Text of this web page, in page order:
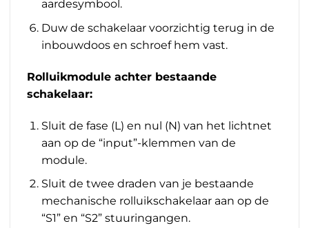
aardesymbool.
Duw de schakelaar voorzichtig terug in de
inbouwdoos en schroef hem vast.
Rolluikmodule achter bestaande
schakelaar:
Sluit de fase (L) en nul (N) van het lichtnet
aan op de “input”-klemmen van de
module.
Sluit de twee draden van je bestaande
mechanische rolluikschakelaar aan op de
“S1” en “S2” stuuringangen.